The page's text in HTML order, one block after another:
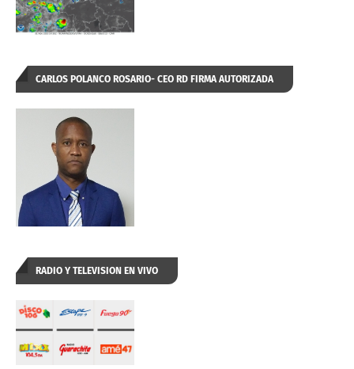
CARLOS POLANCO ROSARIO- CEO RD FIRMA AUTORIZADA
RADIO Y TELEVISION EN VIVO